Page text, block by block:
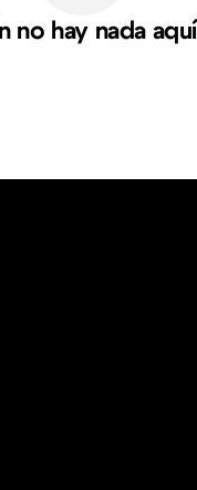
no hay nada aquí